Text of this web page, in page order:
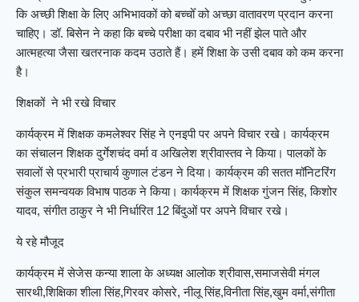
कि अच्छी शिक्षा के लिए अभिभावकों को बच्चोँ को अच्छा वातावरण प्रदान करना
चाहिए। डॉ. बिसेन ने कहा कि बच्चे परीक्षा का दबाव भी नहीं झेल पाते और
आत्महत्या जैसा खतरनाक कदम उठाते हैं। हमें शिक्षा के उसी दबाव को कम करना
है।
शिक्षकों ने भी रखे विचार
कार्यक्रम में शिक्षक कमलेश्वर सिंह ने एनइपी पर अपने विचार रखे। कार्यक्रम
का संचालन शिक्षक दुर्गेशचंद वर्मा व अखिलेश श्रीवास्तव ने किया। पालकों के
सवालों से प्रभारी प्राचार्य कुणाल टंडन ने दिया। कार्यक्रम की सतत मॉनिटरिंग
संकुल समन्वयक विभाष पाठक ने किया। कार्यक्रम में शिक्षक गुंजन सिंह, किशोर
यादव, संगीत ठाकुर ने भी निर्धारित 12 बिंदुओं पर अपने विचार रखे।
ये रहे मौजूद
कार्यक्रम में सेजेस कन्या शाला के अध्यक्ष आलोक श्रीवास,समाजसेवी मंगल
सारथी,शिक्षिका शीला सिंह,गिरवर कोसरे, नीलू सिंह,विनीता सिंह,खुम वर्मा,संगीता